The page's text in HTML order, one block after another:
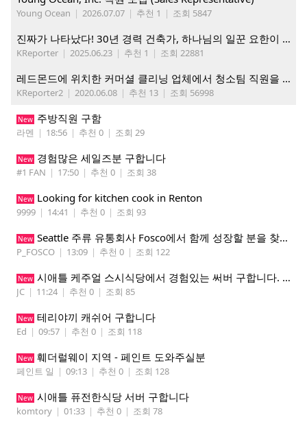
Young Ocean | 2026.07.07 | 추천 1 | 조회 5847
진짜가 나타났다! 30년 경력 건축가, 하나님의 일꾼 요한이 책임 시공합니다.
KReporter | 2025.06.23 | 추천 1 | 조회 22881
레드몬드에 위치한 커머셜 클리닝 업체에서 청소팀 직원을 모집합니다.
KReporter2 | 2020.06.08 | 추천 13 | 조회 56998
New 주방직원 구함
라멘 | 18:56 | 추천 0 | 조회 29
New 경험많은 세일즈분 구합니다
#1 FAN | 17:50 | 추천 0 | 조회 38
New Looking for kitchen cook in Renton
9999 | 14:41 | 추천 0 | 조회 93
New Seattle 주류 유통회사 Fosco에서 함께 성장할 분을 찾습니다
P_FOSCO | 13:09 | 추천 0 | 조회 122
New 시애틀 케주얼 스시식당에서 경험있는 써버 구합니다. 팁 200 이상
JC | 11:24 | 추천 0 | 조회 85
New 테리야끼 캐쉬어 구합니다
Ed | 09:57 | 추천 0 | 조회 118
New 훼더럴웨이 지역 - 페인트 도와주실분
페인트 일 | 09:13 | 추천 0 | 조회 128
New 시애틀 퓨전한식당 서버 구합니다
komtory | 01:33 | 추천 0 | 조회 78